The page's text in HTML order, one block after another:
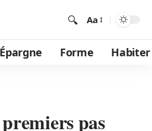
Aa
Épargne Forme Habiter
pas